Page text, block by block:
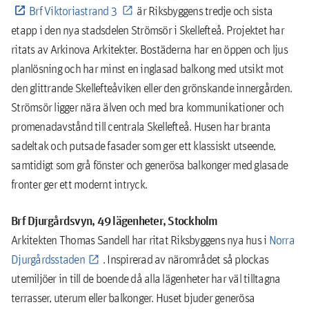
Brf Viktoriastrand 3
är Riksbyggens tredje och sista
etapp i den nya stadsdelen Strömsör i Skellefteå. Projektet har
ritats av Arkinova Arkitekter. Bostäderna har en öppen och ljus
planlösning och har minst en inglasad balkong med utsikt mot
den glittrande Skellefteåviken eller den grönskande innergården.
Strömsör ligger nära älven och med bra kommunikationer och
promenadavstånd till centrala Skellefteå. Husen har branta
sadeltak och putsade fasader som ger ett klassiskt utseende,
samtidigt som grå fönster och generösa balkonger med glasade
fronter ger ett modernt intryck.
Brf Djurgårdsvyn, 49 lägenheter, Stockholm
Arkitekten Thomas Sandell har ritat Riksbyggens nya hus i Norra
Djurgårdsstaden
. Inspirerad av närområdet så plockas
utemiljöer in till de boende då alla lägenheter har väl tilltagna
terrasser, uterum eller balkonger. Huset bjuder generösa